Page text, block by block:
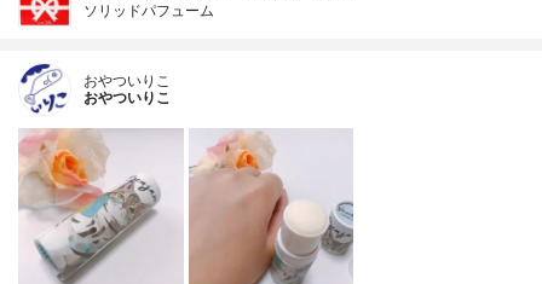
ソリッドパフューム
おやついりこ
おやついりこ